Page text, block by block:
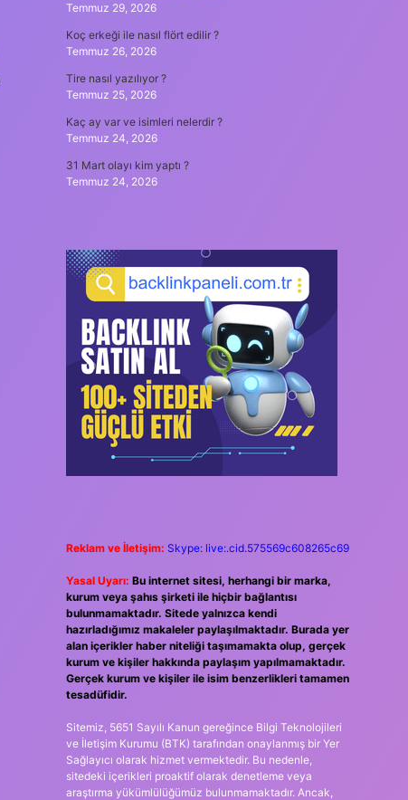
Temmuz 29, 2026
Koç erkeği ile nasıl flört edilir ?
Temmuz 26, 2026
Tire nasıl yazılıyor ?
Temmuz 25, 2026
Kaç ay var ve isimleri nelerdir ?
Temmuz 24, 2026
31 Mart olayı kim yaptı ?
Temmuz 24, 2026
Reklam ve İletişim: Skype: live:.cid.575569c608265c69
Yasal Uyarı: Bu internet sitesi, herhangi bir marka,
kurum veya şahıs şirketi ile hiçbir bağlantısı
bulunmamaktadır. Sitede yalnızca kendi
hazırladığımız makaleler paylaşılmaktadır. Burada yer
alan içerikler haber niteliği taşımamakta olup, gerçek
kurum ve kişiler hakkında paylaşım yapılmamaktadır.
Gerçek kurum ve kişiler ile isim benzerlikleri tamamen
tesadüfidir.
Sitemiz, 5651 Sayılı Kanun gereğince Bilgi Teknolojileri
ve İletişim Kurumu (BTK) tarafından onaylanmış bir Yer
Sağlayıcı olarak hizmet vermektedir. Bu nedenle,
sitedeki içerikleri proaktif olarak denetleme veya
araştırma yükümlülüğümüz bulunmamaktadır. Ancak,